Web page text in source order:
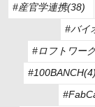
#産官学連携(38)
#バイ
#ロフトワー
#100BANCH(4)